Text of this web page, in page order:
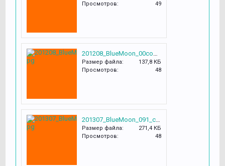
Просмотров:
49
201208_BlueMoon_00copy.jpg
Размер файла:
137,8 КБ
Просмотров:
48
201307_BlueMoon_091_copy.jpg
Размер файла:
271,4 КБ
Просмотров:
48